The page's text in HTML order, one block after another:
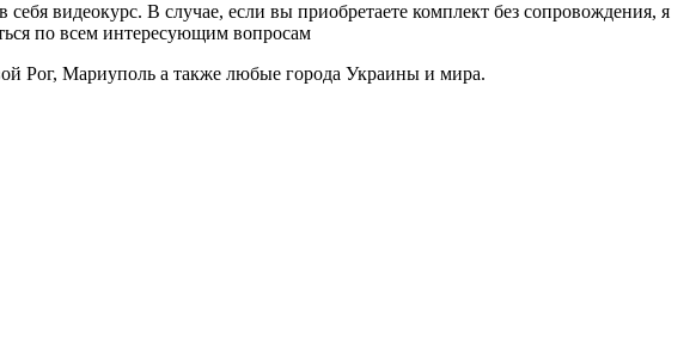
себя видеокурс. В случае, если вы приобретаете комплект без сопровождения, я
по всем интересующим вопросам
Рог, Мариуполь а также любые города Украины и мира.